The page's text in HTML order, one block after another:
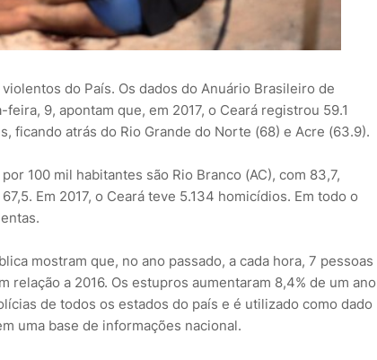
do País. Os dados do Anuário Brasileiro de
9, apontam que, em 2017, o Ceará registrou 59.1
ficando atrás do Rio Grande do Norte (68) e Acre (63.9).
100 mil habitantes são Rio Branco (AC), com 83,7,
Em 2017, o Ceará teve 5.134 homicídios. Em todo o
mostram que, no ano passado, a cada hora, 7 pessoas
relação a 2016. Os estupros aumentaram 8,4% de um ano
de todos os estados do país e é utilizado como dado
uma base de informações nacional.